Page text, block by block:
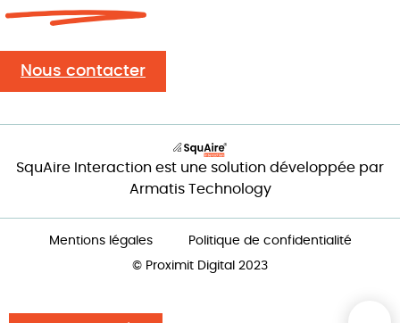
Nous contacter
SquAire Interaction est une solution développée par
Armatis Technology
Mentions légales
Politique de confidentialité
© Proximit Digital 2023